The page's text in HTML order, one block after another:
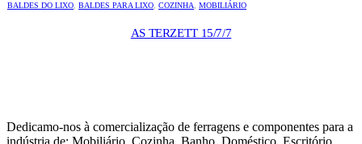
BALDES DO LIXO, BALDES PARA LIXO, COZINHA, MOBILIÁRIO
AS TERZETT 15/7/7
Dedicamo-nos à comercialização de ferragens e componentes para a